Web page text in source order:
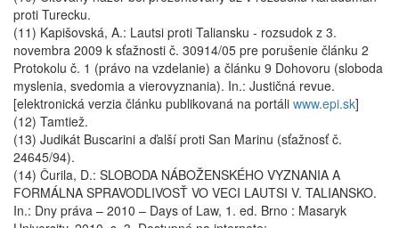
proti Turecku.
(11) Kapišovská, A.: Lautsi proti Taliansku - rozsudok z 3.
novembra 2009 k sťažnosti č. 30914/05 pre porušenie článku 2
Protokolu č. 1 (právo na vzdelanie) a článku 9 Dohovoru (sloboda
myslenia, svedomia a vierovyznania). In.: Justičná revue.
[elektronická verzia článku publikovaná na portáli www.epi.sk]
(12) Tamtiež.
(13) Judikát Buscarini a ďalší proti San Marinu (sťažnosť č.
24645/94).
(14) Čurila, D.: SLOBODA NÁBOŽENSKÉHO VYZNANIA A
FORMÁLNA SPRAVODLIVOSŤ VO VECI LAUTSI V. TALIANSKO.
In.: Dny práva – 2010 – Days of Law, 1. ed. Brno : Masaryk